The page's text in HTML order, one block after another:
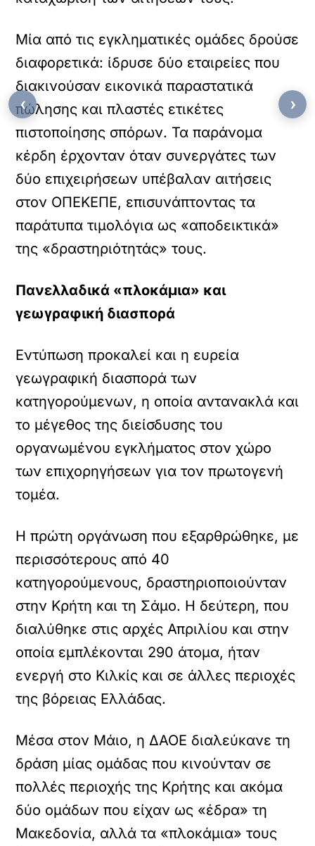
Μία από τις εγκληματικές ομάδες δρούσε
διαφορετικά: ίδρυσε δύο εταιρείες που
διακινούσαν εικονικά παραστατικά
πώλησης και πλαστές ετικέτες
πιστοποίησης σπόρων. Τα παράνομα
κέρδη έρχονταν όταν συνεργάτες των
δύο επιχειρήσεων υπέβαλαν αιτήσεις
στον ΟΠΕΚΕΠΕ, επισυνάπτοντας τα
παράτυπα τιμολόγια ως «αποδεικτικά»
της «δραστηριότητάς» τους.
Πανελλαδικά «πλοκάμια» και
γεωγραφική διασπορά
Εντύπωση προκαλεί και η ευρεία
γεωγραφική διασπορά των
κατηγορούμενων, η οποία αντανακλά και
το μέγεθος της διείσδυσης του
οργανωμένου εγκλήματος στον χώρο
των επιχορηγήσεων για τον πρωτογενή
τομέα.
Η πρώτη οργάνωση που εξαρθρώθηκε, με
περισσότερους από 40
κατηγορούμενους, δραστηριοποιούνταν
στην Κρήτη και τη Σάμο. Η δεύτερη, που
διαλύθηκε στις αρχές Απριλίου και στην
οποία εμπλέκονται 290 άτομα, ήταν
ενεργή στο Κιλκίς και σε άλλες περιοχές
της βόρειας Ελλάδας.
Μέσα στον Μάιο, η ΔΑΟΕ διαλεύκανε τη
δράση μίας ομάδας που κινούνταν σε
πολλές περιοχής της Κρήτης και ακόμα
δύο ομάδων που είχαν ως «έδρα» τη
Μακεδονία, αλλά τα «πλοκάμια» τους
‹ ›